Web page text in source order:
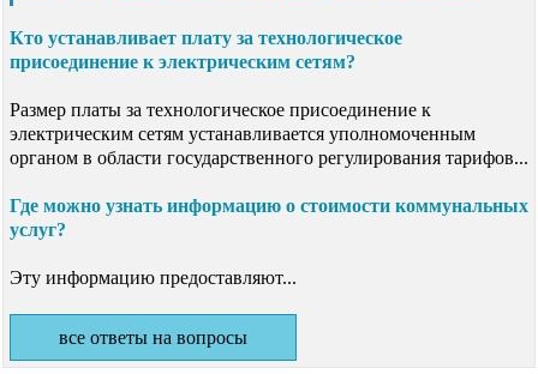
Кто устанавливает плату за технологическое
присоединение к электрическим сетям?
Размер платы за технологическое присоединение к
электрическим сетям устанавливается уполномоченным
органом в области государственного регулирования тарифов...
Где можно узнать информацию о стоимости коммунальных
услуг?
Эту информацию предоставляют...
все ответы на вопросы